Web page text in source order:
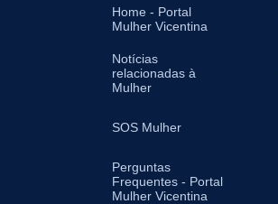
Home - Portal
Mulher Vicentina
Notícias
relacionadas à
Mulher
SOS Mulher
Perguntas
Frequentes - Portal
Mulher Vicentina